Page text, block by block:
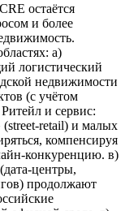
остаётся
и более
а)
логистический
недвижимости
(с учётом
и сервис:
retail) и малых
компенсируя
конкуренцию. в)
центры,
продолжают